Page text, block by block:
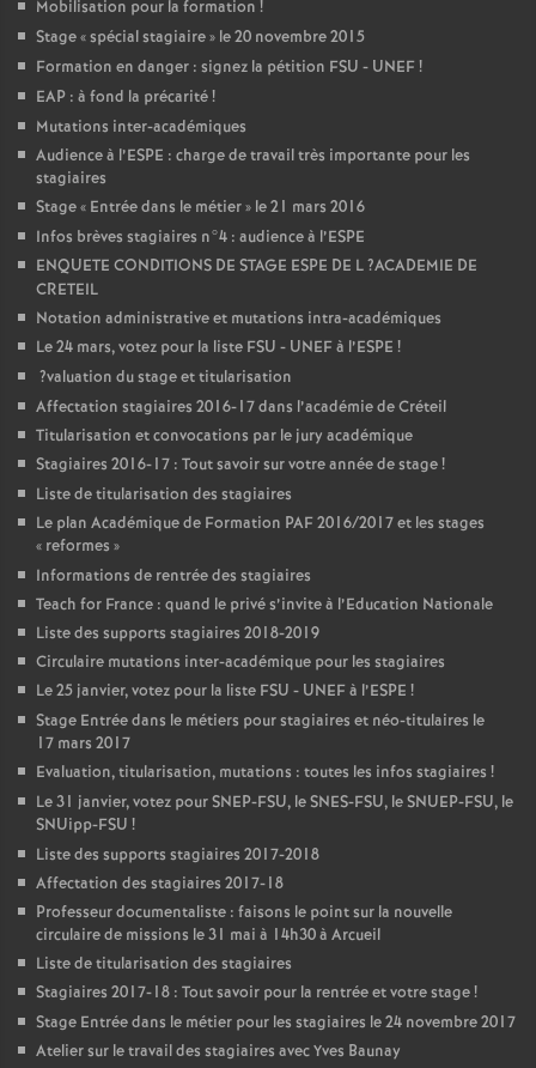
Mobilisation pour la formation !
Stage «spécial stagiaire» le 20 novembre 2015
Formation en danger : signez la pétition FSU - UNEF!
EAP : à fond la précarité!
Mutations inter-académiques
Audience à l’ESPE : charge de travail très importante pour les
stagiaires
Stage « Entrée dans le métier» le 21 mars 2016
Infos brèves stagiaires n°4 : audience à l’ESPE
ENQUETE CONDITIONS DE STAGE ESPE DE L?ACADEMIE DE
CRETEIL
Notation administrative et mutations intra-académiques
Le 24 mars, votez pour la liste FSU - UNEFà l’ESPE !
?valuation du stage et titularisation
Affectation stagiaires 2016-17 dans l’académie de Créteil
Titularisation et convocations par le jury académique
Stagiaires 2016-17 : Tout savoir sur votre année de stage!
Liste de titularisation des stagiaires
Le plan Académique de Formation PAF2016/2017 et les stages
« reformes »
Informations de rentrée des stagiaires
Teach for France : quand le privé s’invite à l’Education Nationale
Liste des supports stagiaires 2018-2019
Circulaire mutations inter-académique pour les stagiaires
Le 25 janvier, votez pour la liste FSU - UNEFà l’ESPE !
Stage Entrée dans le métiers pour stagiaires et néo-titulaires le
17 mars 2017
Evaluation, titularisation, mutations : toutes les infos stagiaires !
Le 31 janvier, votez pourSNEP-FSU, leSNES-FSU, leSNUEP-FSU, le
SNUipp-FSU !
Liste des supports stagiaires 2017-2018
Affectation des stagiaires 2017-18
Professeur documentaliste : faisons le point sur la nouvelle
circulaire de missions le 31 mai à 14h30 à Arcueil
Liste de titularisation des stagiaires
Stagiaires 2017-18 : Tout savoir pour la rentrée et votre stage!
Stage Entrée dans le métier pour les stagiaires le 24 novembre 2017
Atelier sur le travail des stagiaires avec Yves Baunay